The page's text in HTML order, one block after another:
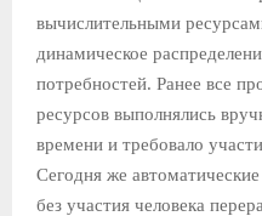
вычислительными
динамическое
потребностей. Ранее все
ресурсов выполнялись
времени и требовало
Сегодня же
без участия человека